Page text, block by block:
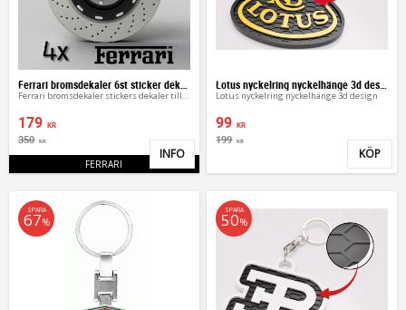
Ferrari bromsdekaler stickers dekaler till bromsok
179 KR
350 KR
FERRARI Lägg till i favoriter
INFO
Lotus nyckelring nyckelhänge 3d design
99 KR
199 KR
KÖP
SPARA
67%
SPARA
50%